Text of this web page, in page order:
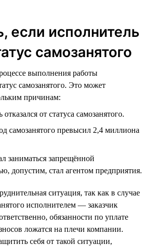
если исполнитель
самозанятого
выполнения работы
самозанятого. Это может
причинам:
от статуса самозанятого.
самозанятого превысил 2,4 миллиона
заниматься запрещённой
допустим, стал агентом предприятия.
ситуация, так как в случае
исполнителем — заказчик
обязанности по уплате
ложатся на плечи компании.
себя от такой ситуации,